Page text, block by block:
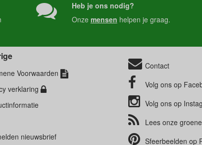
Heb je ons nodig?
Onze mensen helpen je graag.
Voorwaarden
verklaring
nieuwsbrief
Contact
Volg ons op
Volg ons op
Lees onze groene
Sfeerbeelden op